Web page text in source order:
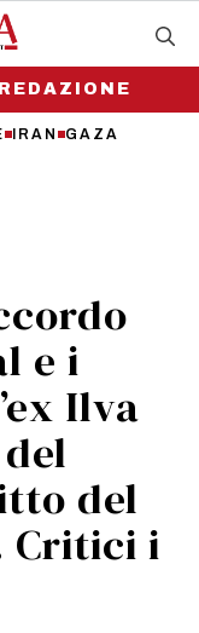
IRAN GAZA
REDAZIONE
e i
Ilva
del
Critici i